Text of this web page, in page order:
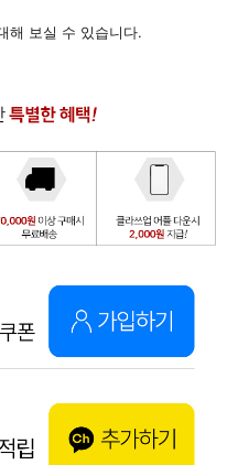
해 보실 수 있습니다.